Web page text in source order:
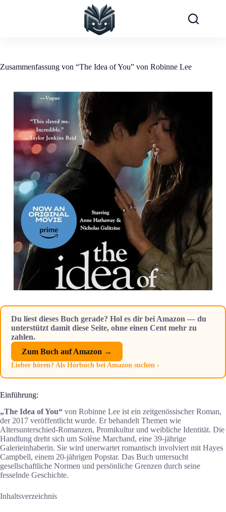
Zusammenfassung von “The Idea of You” von Robinne Lee
Du liest dieses Buch gerade? Hol es dir bei Amazon — du
unterstützt damit diese Seite, ohne einen Cent mehr zu
zahlen.
Zum Buch auf Amazon →
Lieber hören? Als Hörbuch bei Amazon suchen ›
Einführung:
„The Idea of You“ von Robinne Lee ist ein zeitgenössischer Roman,
der 2017 veröffentlicht wurde. Er behandelt Themen wie
Altersunterschied-Romanzen, Promikultur und weibliche Identität. Die
Handlung dreht sich um Solène Marchand, eine 39-jährige
Galerieinhaberin. Sie wird unerwartet romantisch involviert mit Hayes
Campbell, einem 20-jährigen Popstar. Das Buch untersucht
gesellschaftliche Normen und persönliche Grenzen durch seine
fesselnde Geschichte.
Inhaltsverzeichnis